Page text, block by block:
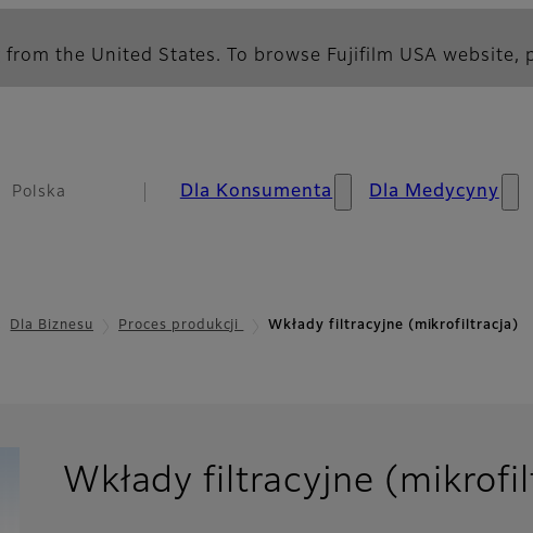
from the United States. To browse Fujifilm USA
Polska Dla Konsumenta Dla Medycyny
Dla Biznesu Proces produkcji Wkłady filtracyjne (mikrofiltracja)
Wkłady filtracyjne